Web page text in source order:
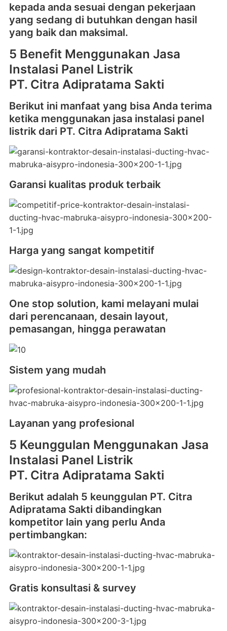
kepada anda sesuai dengan pekerjaan
yang sedang di butuhkan dengan hasil
yang baik dan maksimal.
5 Benefit Menggunakan Jasa
Instalasi Panel Listrik
PT. Citra Adipratama Sakti
Berikut ini manfaat yang bisa Anda terima
ketika menggunakan jasa instalasi panel
listrik dari PT. Citra Adipratama Sakti
Garansi kualitas produk terbaik
Harga yang sangat kompetitif
One stop solution, kami melayani mulai
dari perencanaan, desain layout,
pemasangan, hingga perawatan
Sistem yang mudah
Layanan yang profesional
5 Keunggulan Menggunakan Jasa
Instalasi Panel Listrik
PT. Citra Adipratama Sakti
Berikut adalah 5 keunggulan PT. Citra
Adipratama Sakti dibandingkan
kompetitor lain yang perlu Anda
pertimbangkan:
Gratis konsultasi & survey